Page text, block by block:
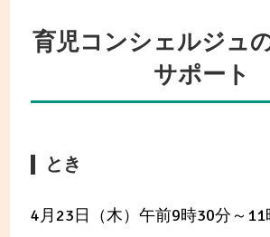
育児コンシェルジュ
サポート
とき
4月23日（木）午前9時30分～11